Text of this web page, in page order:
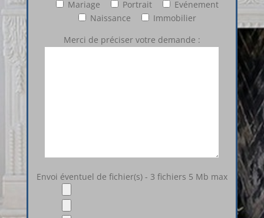
Mariage
Portrait
Evénement
Naissance
Immobilier
Merci de préciser votre demande :
Envoi éventuel de fichier(s) - 3 fichiers 5 Mb max